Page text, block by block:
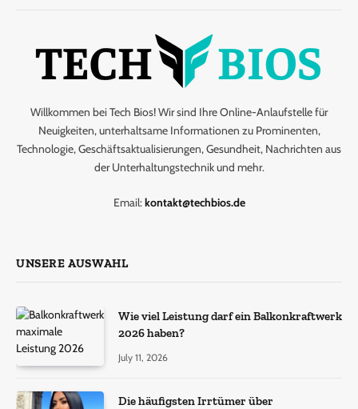
Willkommen bei Tech Bios! Wir sind Ihre Online-Anlaufstelle für
Neuigkeiten, unterhaltsame Informationen zu Prominenten,
Technologie, Geschäftsaktualisierungen, Gesundheit, Nachrichten aus
der Unterhaltungstechnik und mehr.
Email: kontakt@techbios.de
UNSERE AUSWAHL
Wie viel Leistung darf ein Balkonkraftwerk
2026 haben?
July 11, 2026
Die häufigsten Irrtümer über